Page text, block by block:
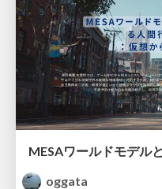
oggata